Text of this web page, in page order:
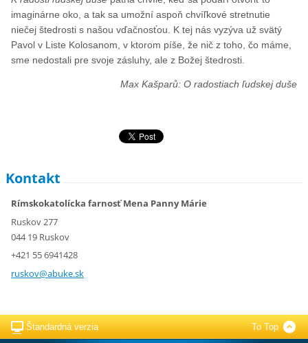
imaginárne oko, a tak sa umožní aspoň chvíľkové stretnutie
niečej štedrosti s našou vďačnosťou. K tej nás vyzýva už svätý
Pavol v Liste Kolosanom, v ktorom píše, že nič z toho, čo máme,
sme nedostali pre svoje zásluhy, ale z Božej štedrosti.
Max Kašparů: O radostiach ľudskej duše
Kontakt
Rímskokatolícka farnosť Mena Panny Márie
Ruskov 277
044 19 Ruskov
+421 55 6941428
ruskov@abuke.sk
Štandardná verzia To Top